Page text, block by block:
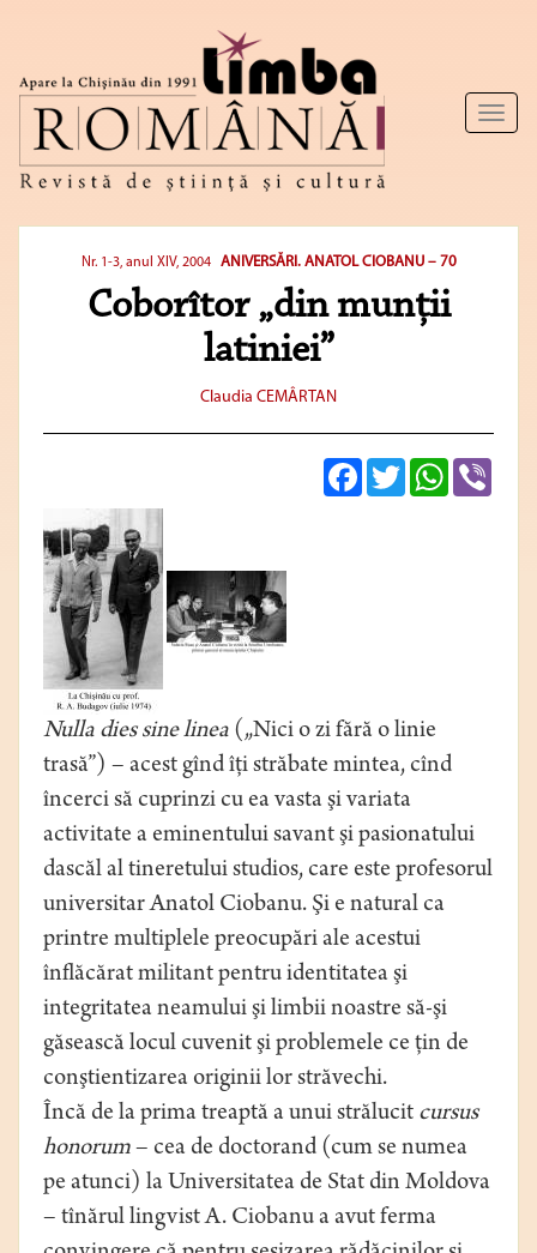
Toggle
Nr. 1-3, anul XIV, 2004 ANIVERSĂRI. ANATOL CIOBANU – 70
Coborîtor „din munţii
latiniei”
Claudia CEMÂRTAN
FacebookTwitterWhatsApp
Nulla dies sine linea („Nici o zi fără o linie
trasă”) – acest gînd îţi străbate mintea, cînd
încerci să cuprinzi cu ea vasta şi variata
activitate a eminentului savant şi pasionatului
dascăl al tineretului studios, care este profesorul
universitar Anatol Ciobanu. Şi e natural ca
printre multiplele preocupări ale acestui
înflăcărat militant pentru identitatea şi
integritatea neamului şi limbii noastre să-şi
găsească locul cuvenit şi problemele ce ţin de
conştientizarea originii lor străvechi.
Încă de la prima treaptă a unui strălucit cursus
honorum– cea de doctorand (cum se numea
pe atunci) la Universitatea de Stat din Moldova
– tînărul lingvist A. Ciobanu a avut ferma